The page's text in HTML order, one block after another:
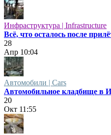
Инфраструктура | Infrastructure
Всё, что осталось после
28
Апр 10:04
Автомобили | Cars
Автомобильное кладбище в
20
Окт 11:55